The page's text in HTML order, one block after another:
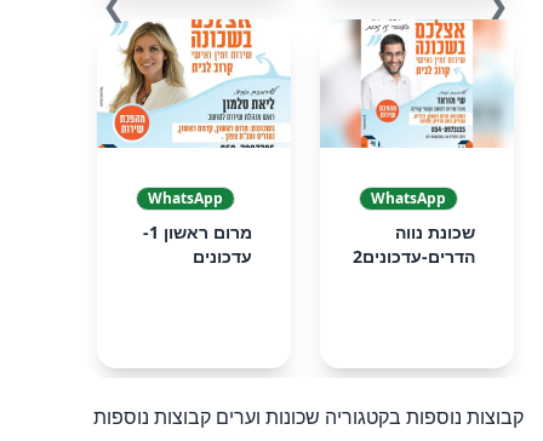
WhatsApp
שכונת נווה
הדרים-עדכונים2
WhatsApp
מרום ראשון 1-
עדכונים
קבוצות נוספות בקטגוריה שכונות וערים קבוצות נוספות